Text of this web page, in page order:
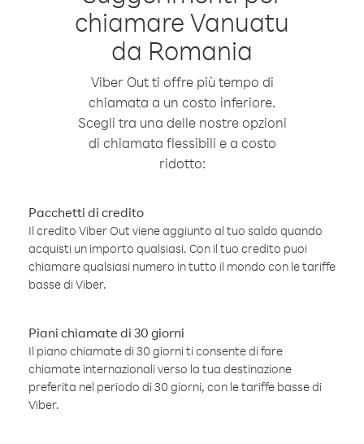
chiamare Vanuatu
da Romania
Viber Out ti offre più tempo di
chiamata a un costo inferiore.
Scegli tra una delle nostre opzioni
di chiamata flessibili e a costo
ridotto:
Pacchetti di credito
Il credito Viber Out viene aggiunto al tuo saldo quando
acquisti un importo qualsiasi. Con il tuo credito puoi
chiamare qualsiasi numero in tutto il mondo con le tariffe
basse di Viber.
Piani chiamate di 30 giorni
Il piano chiamate di 30 giorni ti consente di fare
chiamate internazionali verso la tua destinazione
preferita nel periodo di 30 giorni, con le tariffe basse di
Viber.